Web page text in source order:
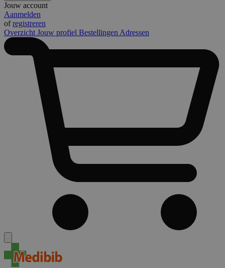
Jouw account
Aanmelden
ofregistreren
Overzicht Jouw profiel Bestellingen Adressen